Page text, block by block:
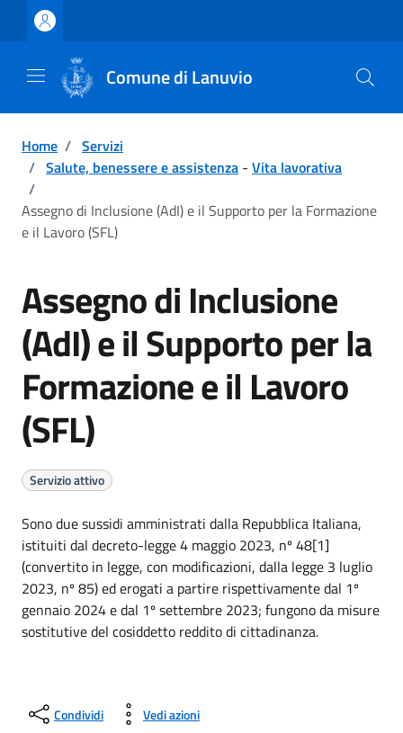
Vai ai contenuti
Vai al footer
Comune di Lanuvio
Home / Servizi
/ Salute, benessere e assistenza - Vita lavorativa
/
Assegno di Inclusione (AdI) e il Supporto per la Formazione
e il Lavoro (SFL)
Assegno di Inclusione
(AdI) e il Supporto per la
Formazione e il Lavoro
(SFL)
Servizio attivo
Sono due sussidi amministrati dalla Repubblica Italiana,
istituiti dal decreto-legge 4 maggio 2023, nº 48[1]
(convertito in legge, con modificazioni, dalla legge 3 luglio
2023, nº 85) ed erogati a partire rispettivamente dal 1º
gennaio 2024 e dal 1º settembre 2023; fungono da misure
sostitutive del cosiddetto reddito di cittadinanza.
Condividi Vedi azioni